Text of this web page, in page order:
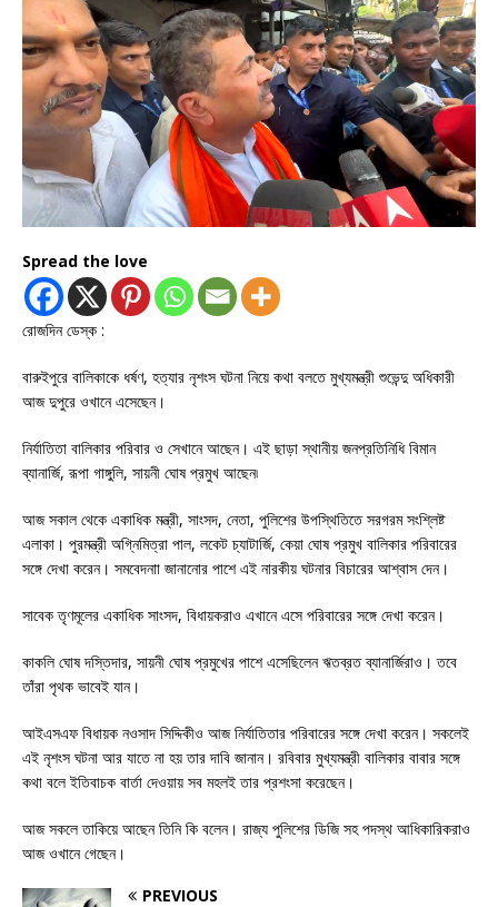
Spread the love
রোজদিন ডেস্ক :
বারুইপুরে বালিকাকে ধর্ষণ, হত্যার নৃশংস ঘটনা নিয়ে কথা বলতে মুখ্যমন্ত্রী শুভেন্দু অধিকারী
আজ দুপুরে ওখানে এসেছেন।
নির্যাতিতা বালিকার পরিবার ও সেখানে আছেন। এই ছাড়া স্থানীয় জনপ্রতিনিধি বিমান
ব্যানার্জি, রূপা গাঙ্গুলি, সায়নী ঘোষ প্রমুখ আছেন৷
আজ সকাল থেকে একাধিক মন্ত্রী, সাংসদ, নেতা, পুলিশের উপস্থিতিতে সরগরম সংশ্লিষ্ট
এলাকা। পুরমন্ত্রী অগ্নিমিত্রা পাল, লকেট চ্যাটার্জি, কেয়া ঘোষ প্রমুখ বালিকার পরিবারের
সঙ্গে দেখা করেন। সমবেদনাা জানানোর পাশে এই নারকীয় ঘটনার বিচারের আশ্বাস দেন।
সাবেক তৃণমূলের একাধিক সাংসদ, বিধায়করাও এখানে এসে পরিবারের সঙ্গে দেখা করেন।
কাকলি ঘোষ দস্তিদার, সায়নী ঘোষ প্রমুখের পাশে এসেছিলেন ঋতব্রত ব্যানার্জিরাও। তবে
তাঁরা পৃথক ভাবেই যান।
আইএসএফ বিধায়ক নওসাদ সিদ্দিকীও আজ নির্যাতিতার পরিবারের সঙ্গে দেখা করেন। সকলেই
এই নৃশংস ঘটনা আর যাতে না হয় তার দাবি জানান। রবিবার মুখ্যমন্ত্রী বালিকার বাবার সঙ্গে
কথা বলে ইতিবাচক বার্তা দেওয়ায় সব মহলই তার প্রশংসা করেছেন।
আজ সকলে তাকিয়ে আছেন তিনি কি বলেন। রাজ্য পুলিশের ডিজি সহ পদস্থ আধিকারিকরাও
আজ ওখানে গেছেন।
PREVIOUS